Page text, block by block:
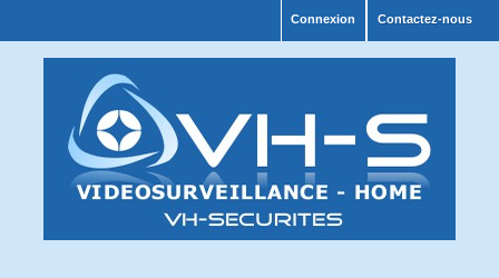
Contactez-nous
Connexion